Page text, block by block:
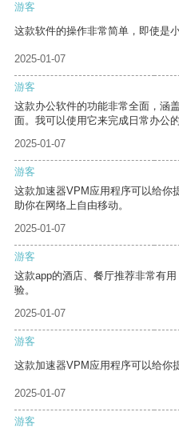
游客
这款软件的操作非常简单，即使是
2025-01-07
游客
这款办公软件的功能非常全面，涵
面。我可以使用它来完成日常办公
2025-01-07
游客
这款加速器VPM应用程序可以给你
助你在网络上自由移动。
2025-01-07
游客
这款app的酒店、餐厅推荐非常有
验。
2025-01-07
游客
这款加速器VPM应用程序可以给你
2025-01-07
游客